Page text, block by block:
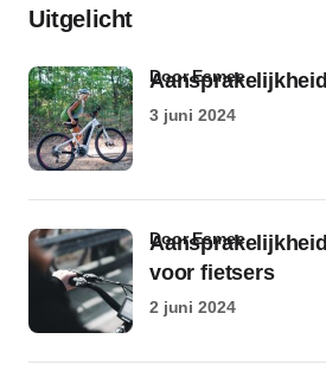
Uitgelicht
door Esmee
3 juni 2024
voor fietsers
door Esmee
2 juni 2024